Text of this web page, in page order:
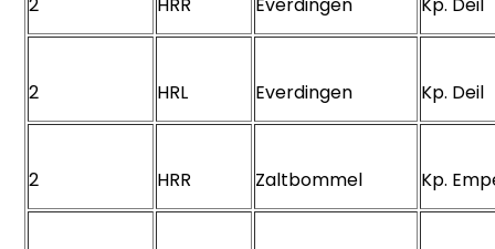
2 HRR Everdingen Kp.
2 HRL Everdingen Kp.
2 HRR Zaltbommel Kp.